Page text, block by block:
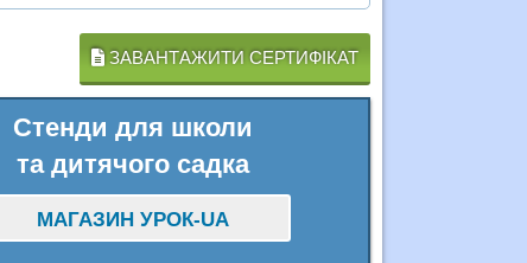
ЗАВАНТАЖИТИ СЕРТИФІКАТ
Стенди для школи
та дитячого садка
МАГАЗИН УРОК-UA